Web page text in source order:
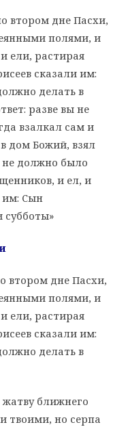
втором дне Пасхи,
полями, и
ели, растирая
сказали им:
делать в
разве вы не
взалкал сам и
дом Божий, взял
должно было
и ел, и
им: Сын
субботы»
втором дне Пасхи,
полями, и
ели, растирая
сказали им:
делать в
ближнего
твоими, но серпа